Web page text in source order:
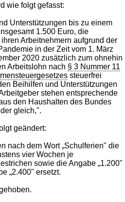
wie folgt gefasst:
Unterstützungen bis zu einem
1.500 Euro, die
Arbeitnehmern aufgrund der
in der Zeit vom 1. März
2020 zusätzlich zum ohnehin
Arbeitslohn nach § 3 Nummer 11
steuerfrei
Beihilfen und Unterstützungen
stehen entsprechende
den Haushalten des Bundes
gleich,".
geändert:
nach dem Wort „Schulferien" die
vier Wochen je
sowie die Angabe „1.200"
„2.400" ersetzt.